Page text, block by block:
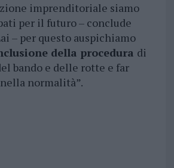
imprenditoriale siamo
per il futuro – conclude
– per questo auspichiamo
della procedura di
bando e delle rotte e far
normalità”.